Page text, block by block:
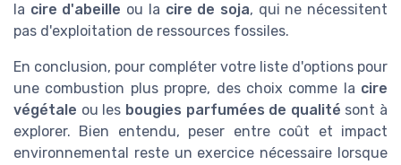
la cire d'abeille ou la cire de soja, qui ne nécessitent
pas d'exploitation de ressources fossiles.
En conclusion, pour compléter votre liste d'options pour
une combustion plus propre, des choix comme la cire
végétale ou les bougies parfumées de qualité sont à
explorer. Bien entendu, peser entre coût et impact
environnemental reste un exercice nécessaire lorsque